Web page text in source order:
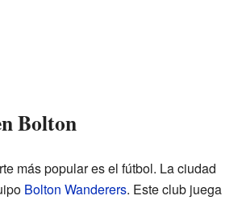
Bolton
más popular es el fútbol. La ciudad
Bolton Wanderers. Este club juega